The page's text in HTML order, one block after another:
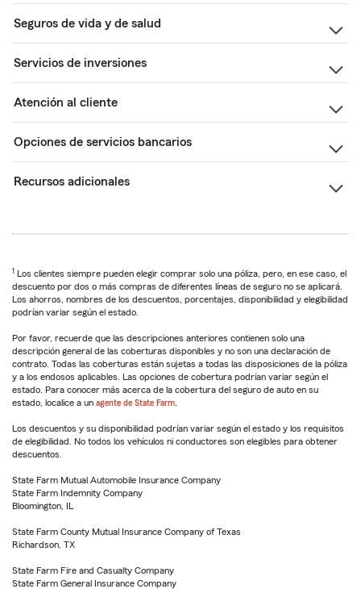
Seguros de vida y de salud
Servicios de inversiones
Atención al cliente
Opciones de servicios bancarios
Recursos adicionales
1 Los clientes siempre pueden elegir comprar solo una póliza, pero, en ese caso, el
descuento por dos o más compras de diferentes líneas de seguro no se aplicará.
Los ahorros, nombres de los descuentos, porcentajes, disponibilidad y elegibilidad
podrían variar según el estado.
Por favor, recuerde que las descripciones anteriores contienen solo una
descripción general de las coberturas disponibles y no son una declaración de
contrato. Todas las coberturas están sujetas a todas las disposiciones de la póliza
y a los endosos aplicables. Las opciones de cobertura podrían variar según el
estado. Para conocer más acerca de la cobertura del seguro de auto en su
estado, localice a un agente de State Farm
Los descuentos y su disponibilidad podrían variar según el estado y los requisitos
de elegibilidad. No todos los vehículos ni conductores son elegibles para obtener
descuentos.
State Farm Mutual Automobile Insurance Company
State Farm Indemnity Company
Bloomington, IL
State Farm County Mutual Insurance Company of Texas
Richardson, TX
State Farm Fire and Casualty Company
State Farm General Insurance Company